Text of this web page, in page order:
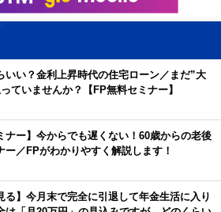
いい？金利上昇時代の住宅ローン／まだ”大
ていませんか？【FP無料セミナー】
ナー】今からでも遅くない！60歳からの老後
ー／FPがわかりやすく解説します！
る】今月末で完全に引退して年金生活に入り